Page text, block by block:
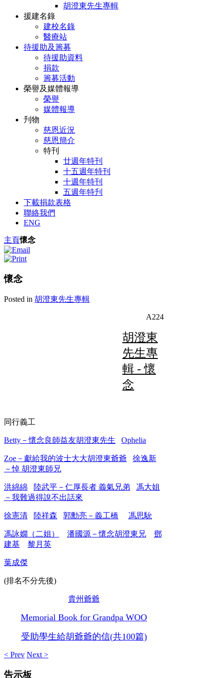
胡澄東先生專輯
援建名錄
建校名錄
醫療站
待援助及籌募
待援助資料
捐款
籌募活動
榮譽及媒體報導
榮譽
媒體報導
刋物
慈恩近況
慈恩簡介
特刊
廿週年特刊
十五週年特刊
十週年特刊
五週年特刋
下載捐款表格
聯絡我們
ENG
主頁懷念
懷念
Posted in 胡澄東先生專輯
A224
胡澄東
先生專
輯 - 懷
念
同行義工
Betty－懷念良師益友胡澄東先生 Ophelia
Zoe－獻給我的波士大大胡澄東爺爺
徐逸新
－悼 胡澄東師兄
洪綿綿 陸武平－仁厚長者 義氣兄弟
馮大姐
－我難過得說不出話來
徐憲清 陸祥森 郭勳亮－義工橋 馮思馻
馮詠嫺（二姐） 潘國源－懷念胡澄東兄
鄧
建基
黎月英
葉成傑
(排名不分先後)
貴州爺爺
Memorial Book for Grandpa WOO
受助學生給胡爺爺的信(共100篇)
< Prev Next >
告示板